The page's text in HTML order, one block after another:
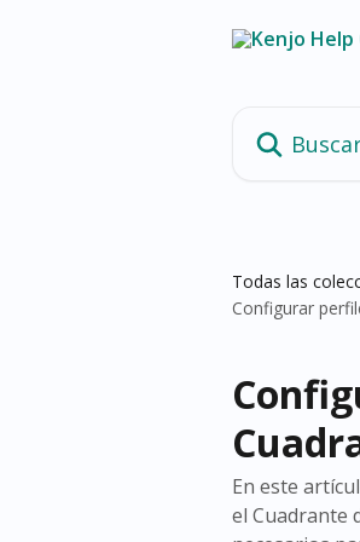
Todas las
Configurar
En este
el Cuadrante